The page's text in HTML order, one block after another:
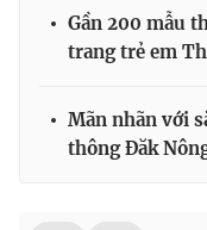
Gần 200 mẫu
trang trẻ em
Mãn nhãn với
thông Đăk